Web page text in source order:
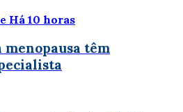
Há 10 horas
menopausa têm